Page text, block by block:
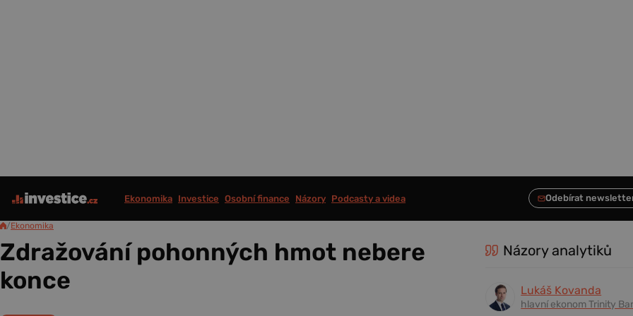
Ekonomika Investice Osobní finance Názory Podcasty a videa
/Ekonomika
Zdražování pohonných hmot nebere
konce
Názory analytiků
Lukáš Kovanda
hlavní ekonom Trinity